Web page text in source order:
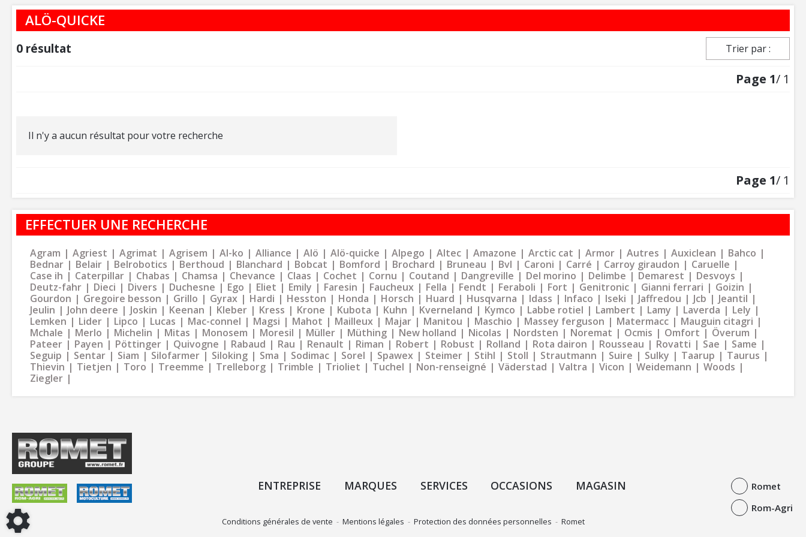
ALÖ-QUICKE
0 résultat Trier par :
Page 1/ 1
Il n'y a aucun résultat pour votre recherche
Page 1/ 1
EFFECTUER UNE RECHERCHE
Agram Agriest Agrimat Agrisem Al-ko Alliance Alö Alö-quicke Alpego Altec Amazone Arctic cat Armor Autres Auxiclean
Bahco
Bednar
Belair Belrobotics Berthoud Blanchard Bobcat Bomford Brochard Bruneau Bvl Caroni Carré Carroy giraudon
Caruelle
Case ih
Caterpillar Chabas Chamsa Chevance Claas Cochet Cornu Coutand Dangreville Del morino Delimbe Demarest
Desvoys
Deutz-fahr
Dieci Divers Duchesne Ego Eliet Emily Faresin Faucheux Fella Fendt Feraboli Fort Genitronic Gianni ferrari
Goizin
Gourdon
Gregoire besson Grillo Gyrax Hardi Hesston Honda Horsch Huard Husqvarna Idass Infaco Iseki Jaffredou Jcb
Jeantil
Jeulin
John deere Joskin Keenan Kleber Kress Krone Kubota Kuhn Kverneland Kymco Labbe rotiel Lambert Lamy Laverda
Lely
Lemken
Lider Lipco Lucas Mac-connel Magsi Mahot Mailleux Majar Manitou Maschio Massey ferguson Matermacc
Mauguin citagri
Mchale
Merlo Michelin Mitas Monosem Moresil Müller Müthing New holland Nicolas Nordsten Noremat Ocmis Omfort
Överum
Pateer
Payen Pöttinger Quivogne Rabaud Rau Renault Riman Robert Robust Rolland Rota dairon Rousseau Rovatti Sae
Same
Seguip
Sentar Siam Silofarmer Siloking Sma Sodimac Sorel Spawex Steimer Stihl Stoll Strautmann Suire Sulky Taarup
Taurus
Thievin
Tietjen Toro Treemme Trelleborg Trimble Trioliet Tuchel Non-renseigné Väderstad Valtra Vicon Weidemann
Woods
Ziegler
ENTREPRISE MARQUES SERVICES OCCASIONS MAGASIN
Romet
Rom-Agri
Conditions générales de vente - Mentions légales - Protection des données personnelles - Romet